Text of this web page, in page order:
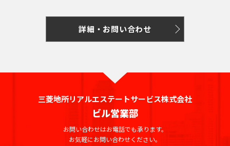
詳細・お問い合わせ
三菱地所リアルエステートサービス株式会社
ビル営業部
お問い合わせはお電話でも承ります。
お気軽にお問い合わせください。